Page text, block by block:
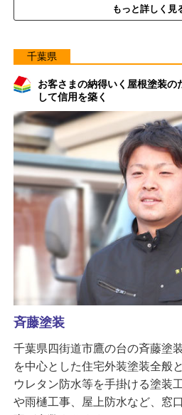
もっと詳しく見
千葉県
お客さまの納得いく屋根塗装の
して信用を築く
斉藤塗装
千葉県四街道市鷹の台の斉藤塗
を中心とした住宅外装塗装全般
ウレタン防水等を手掛ける塗装
や雨樋工事、屋上防水など、窓